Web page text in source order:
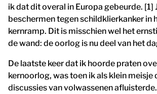
ik dat dit overal in Europa gebeurde.
beschermen tegen schildklierkanker in
kernramp. Dit is misschien wel het
de wand: de oorlog is nu deel van het
De laatste keer dat ik hoorde praten
kernoorlog, was toen ik als klein meisje
discussies van volwassenen